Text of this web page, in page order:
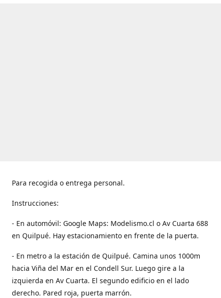
Para recogida o entrega personal.
Instrucciones:
- En automóvil: Google Maps: Modelismo.cl o Av Cuarta 688
en Quilpué. Hay estacionamiento en frente de la puerta.
- En metro a la estación de Quilpué. Camina unos 1000m
hacia Viña del Mar en el Condell Sur. Luego gire a la
izquierda en Av Cuarta. El segundo edificio en el lado
derecho. Pared roja, puerta marrón.